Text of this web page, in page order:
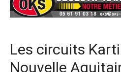
Les circuits
Nouvelle